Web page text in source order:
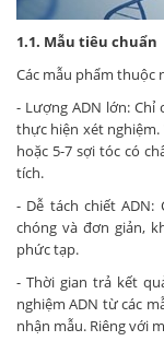
1.1. Mẫu tiêu chuẩn
Các mẫu phẩm thuộc
- Lượng ADN lớn:
thực hiện xét nghiệm.
hoặc 5-7 sợi tóc có
tích.
- Dễ tách chiết ADN:
chóng và đơn giản,
phức tạp.
- Thời gian trả kết
nghiệm ADN từ các
nhận mẫu. Riêng với